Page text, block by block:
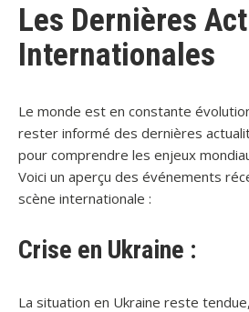
Les Dernières
Internationales
Le monde est en constante
rester informé des dernières
pour comprendre les enjeux
Voici un aperçu des événements
scène internationale :
Crise en Ukraine :
La situation en Ukraine reste